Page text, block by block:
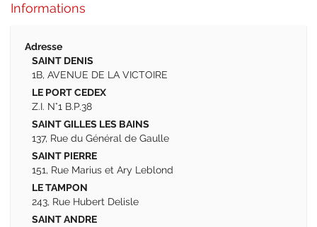
Informations
Adresse
SAINT DENIS
1B, AVENUE DE LA VICTOIRE
LE PORT CEDEX
Z.I. N°1 B.P.38
SAINT GILLES LES BAINS
137, Rue du Général de Gaulle
SAINT PIERRE
151, Rue Marius et Ary Leblond
LE TAMPON
243, Rue Hubert Delisle
SAINT ANDRE